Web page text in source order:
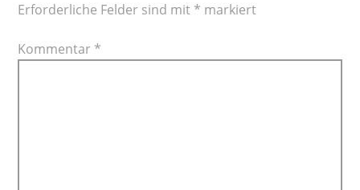
Erforderliche Felder sind mit * markiert
Kommentar *